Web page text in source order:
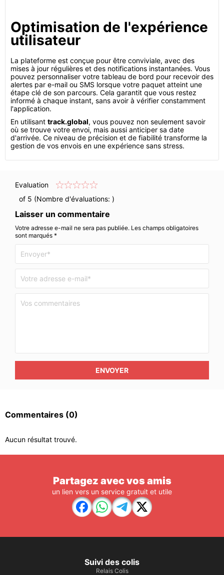
Optimisation de l'expérience
utilisateur
La plateforme est conçue pour être conviviale, avec des
mises à jour régulières et des notifications instantanées. Vous
pouvez personnaliser votre tableau de bord pour recevoir des
alertes par e-mail ou SMS lorsque votre paquet atteint une
étape clé de son parcours. Cela garantit que vous restez
informé à chaque instant, sans avoir à vérifier constamment
l'application.
En utilisant track.global, vous pouvez non seulement savoir
où se trouve votre envoi, mais aussi anticiper sa date
d'arrivée. Ce niveau de précision et de fiabilité transforme la
gestion de vos envois en une expérience sans stress.
Evaluation
of 5 (Nombre d'évaluations: )
Laisser un commentaire
Votre adresse e-mail ne sera pas publiée. Les champs obligatoires
sont marqués *
ENVOYER
Commentaires (0)
Aucun résultat trouvé.
Partagez avec vos amis
un lien vers un service gratuit et utile
Suivi des colis
Relais Colis